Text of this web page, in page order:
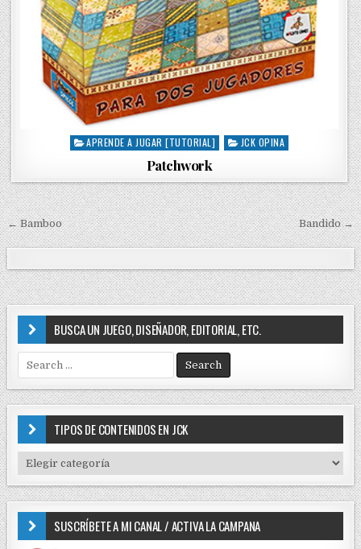
P
t
e
d
i
APRENDE A JUGAR [TUTORIAL] JCK OPINA
Patchwork
N
a
v
e
a
i
ó
n
e
e
n
← Bamboo Bandido →
BUSCA UN JUEGO, DISEÑADOR, EDITORIAL, ETC.
e
a
r
o
r
:
TIPOS DE CONTENIDOS EN JCK
I
P
D
SUSCRÍBETE A MI CANAL / ACTIVA LA CAMPANA